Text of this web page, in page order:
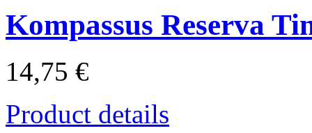
Kompassus Reserva
14,75 €
Product details